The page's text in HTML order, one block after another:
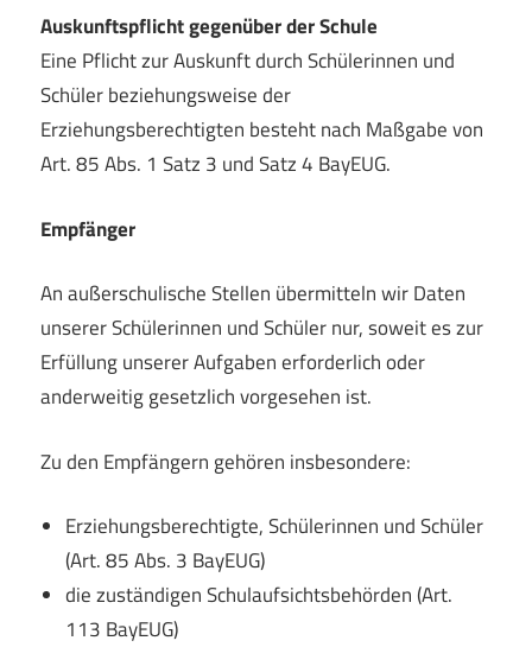
Auskunftspflicht gegenüber der Schule
Eine Pflicht zur Auskunft durch Schülerinnen und
Schüler beziehungsweise der
Erziehungsberechtigten besteht nach Maßgabe von
Art. 85 Abs. 1 Satz 3 und Satz 4 BayEUG.
Empfänger
An außerschulische Stellen übermitteln wir Daten
unserer Schülerinnen und Schüler nur, soweit es zur
Erfüllung unserer Aufgaben erforderlich oder
anderweitig gesetzlich vorgesehen ist.
Zu den Empfängern gehören insbesondere:
Erziehungsberechtigte, Schülerinnen und Schüler
(Art. 85 Abs. 3 BayEUG)
die zuständigen Schulaufsichtsbehörden (Art.
113 BayEUG)